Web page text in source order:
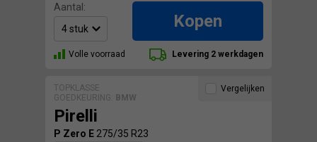
Aantal:
Kopen
Volle voorraad Levering 2 werkdagen
TOPKLASSE
GOEDKEURING: BMW
Pirelli
P Zero E 275/35 R23
Vergelijken